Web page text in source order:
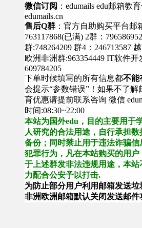
微信订阅 ：edumails edu邮箱教
edumails.cn
售后Q群 ：官方自助购买平台邮
763117868(已满) 2群：
群:748264209 群4：246713587
欧洲非洲群:963354449 IT软件开
609784205
下单时候填写的所有信息都不能
会提示“参数错误”！如果不了解
育优惠请提前联系咨询 微信
时间:08:30~22:00
本站为国外edu，目的主要用于
人研究的合法用途，自行承担
备份；同时禁止用于违法诈骗
犯罪行为，凡在本站购买的用户
于上述群发非法违规用途，本
力配合公安予以打击.
为防止部分用户利用邮箱发送
非洲欧洲邮箱默认关闭发送邮件